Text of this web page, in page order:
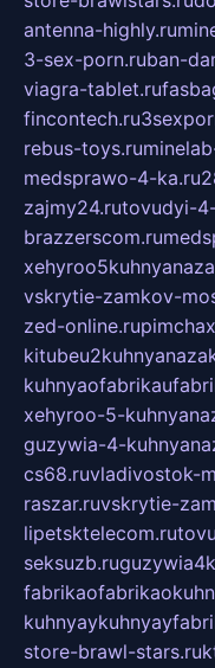
antenna-highly.ru
3-sex-porn.ruban-
viagra-tablet.ru
fincontech.ru
rebus-toys.ru
medsprawo-4-ka.ru
zajmy24.rutovudyi-
brazzerscom.ru
vskrytie-zamkov-
zed-online.ru
xehyroo-5-
guzywia-4-
cs68.ruvladivostok-
raszar.ruvskrytie-
lipetsktelecom.ru
seksuzb.ru
store-brawl-stars.ru